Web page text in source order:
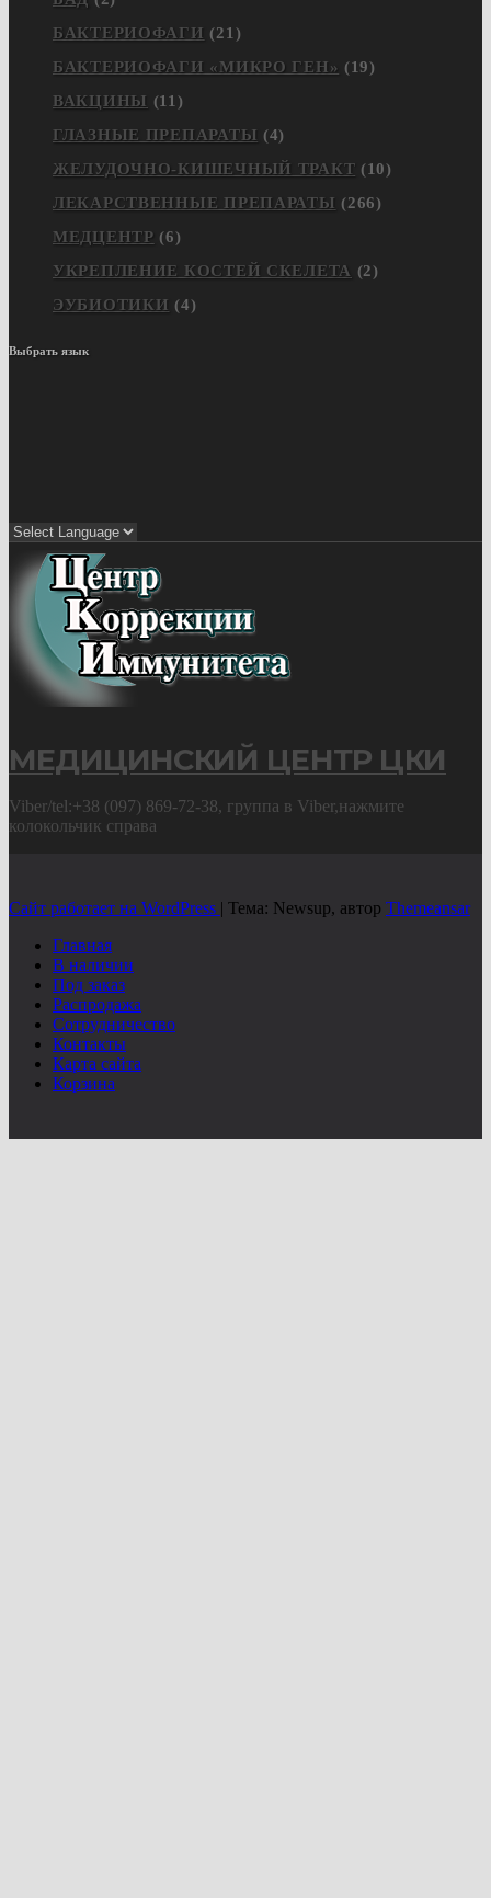
БАКТЕРИОФАГИ (21)
БАКТЕРИОФАГИ «МИКРО ГЕН» (19)
ВАКЦИНЫ (11)
ГЛАЗНЫЕ ПРЕПАРАТЫ (4)
ЖЕЛУДОЧНО-КИШЕЧНЫЙ ТРАКТ (10)
ЛЕКАРСТВЕННЫЕ ПРЕПАРАТЫ (266)
МЕДЦЕНТР (6)
УКРЕПЛЕНИЕ КОСТЕЙ СКЕЛЕТА (2)
ЭУБИОТИКИ (4)
Выбрать язык
МЕДИЦИНСКИЙ ЦЕНТР ЦКИ
Viber/tel:+38 (097) 869-72-38, группа в Viber,нажмите
колокольчик справа
Сайт работает на WordPress | Тема: Newsup, автор Themeansar
Главная
В наличии
Под заказ
Распродажа
Сотрудничество
Контакты
Карта сайта
Корзина